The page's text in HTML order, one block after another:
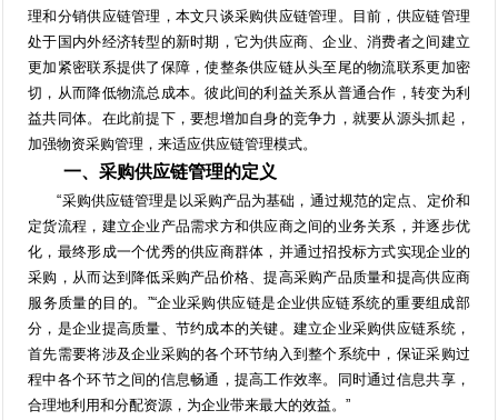
理和分销供应链管理，本文只谈采购供应链管理。目前，供应链管理
处于国内外经济转型的新时期，它为供应商、企业、消费者之间建立
更加紧密联系提供了保障，使整条供应链从头至尾的物流联系更加密
切，从而降低物流总成本。彼此间的利益关系从普通合作，转变为利
益共同体。在此前提下，要想增加自身的竞争力，就要从源头抓起，
加强物资采购管理，来适应供应链管理模式。
一、采购供应链管理的定义
“采购供应链管理是以采购产品为基础，通过规范的定点、定价和
定货流程，建立企业产品需求方和供应商之间的业务关系，并逐步优
化，最终形成一个优秀的供应商群体，并通过招投标方式实现企业的
采购，从而达到降低采购产品价格、提高采购产品质量和提高供应商
服务质量的目的。”“企业采购供应链是企业供应链系统的重要组成部
分，是企业提高质量、节约成本的关键。建立企业采购供应链系统，
首先需要将涉及企业采购的各个环节纳入到整个系统中，保证采购过
程中各个环节之间的信息畅通，提高工作效率。同时通过信息共享，
合理地利用和分配资源，为企业带来最大的效益。”